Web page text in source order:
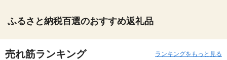
ふるさと納税百選のおすすめ返礼品
売れ筋ランキング ランキングをもっと見る